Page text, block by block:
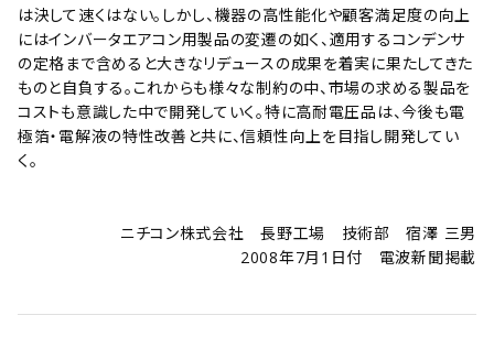
は決して速くはない。しかし、機器の高性能化や顧客満足度の向上
にはインバータエアコン用製品の変遷の如く、適用するコンデンサ
の定格まで含めると大きなリデュースの成果を着実に果たしてきた
ものと自負する。これからも様々な制約の中、市場の求める製品を
コストも意識した中で開発していく。特に高耐電圧品は、今後も電
極箔・電解液の特性改善と共に、信頼性向上を目指し開発してい
く。
ニチコン株式会社 長野工場 技術部 宿澤 三男
2008年7月1日付 電波新聞掲載